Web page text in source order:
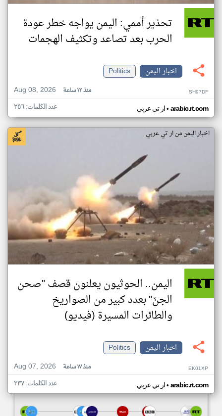
تحذير أممي: اليمن يواجه خطر عودة
الحرب بعد تصاعد وتكثيف الهجمات
اخبار اليمن
Politics
Aug 08, 2026
منذ ١٣ ساعة SH97DF
ار تي عربي• arabic.rt.com عدد الكلمات: ٢٥٦
اخبار اليمن من ار تي عربي
اليمن.. الحوثيون يعلنون قصف "صحن
الجنّ" بعدد كبير من الصواريخ
والطائرات المسيرة (فيديو)
اخبار اليمن
Politics
Aug 07, 2026
منذ ١٧ ساعة EK01XP
ار تي عربي• arabic.rt.com عدد الكلمات: ٢٣٧